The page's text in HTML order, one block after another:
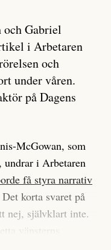
och Gabriel
i Arbetaren
och
under våren.
på Dagens
McGowan, som
i Arbetaren
få styra narrativ
Det korta svaret på
nej, självklart inte.
vänsterns